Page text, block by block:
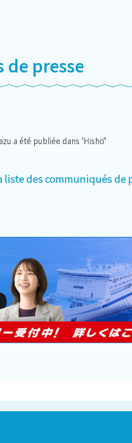
presse
a été publiée dans ‘Hishō’
liste des communiqués de